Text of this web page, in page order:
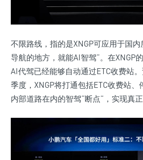
不限路线，指的是XNGP可应用于国
导航的地方，就能AI智驾”。在XNGP
AI代驾已经能够自动通过ETC收费站
季度，XNGP将打通包括ETC收费站、
内部道路在内的智驾“断点”，实现真正